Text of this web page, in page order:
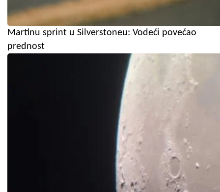
Martinu sprint u Silverstoneu: Vodeći povećao
prednost